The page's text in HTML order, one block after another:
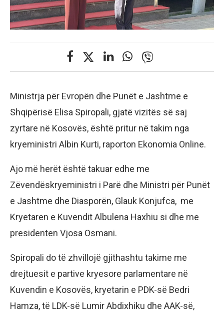
Ministrja për Evropën dhe Punët e Jashtme e
Shqipërisë Elisa Spiropali, gjatë vizitës së saj
zyrtare në Kosovës, është pritur në takim nga
kryeministri Albin Kurti, raporton Ekonomia Online.
Ajo më herët është takuar edhe me
Zëvendëskryeministri i Parë dhe Ministri për Punët
e Jashtme dhe Diasporën, Glauk Konjufca, me
Kryetaren e Kuvendit Albulena Haxhiu si dhe me
presidenten Vjosa Osmani.
Spiropali do të zhvillojë gjithashtu takime me
drejtuesit e partive kryesore parlamentare në
Kuvendin e Kosovës, kryetarin e PDK-së Bedri
Hamza, të LDK-së Lumir Abdixhiku dhe AAK-së,